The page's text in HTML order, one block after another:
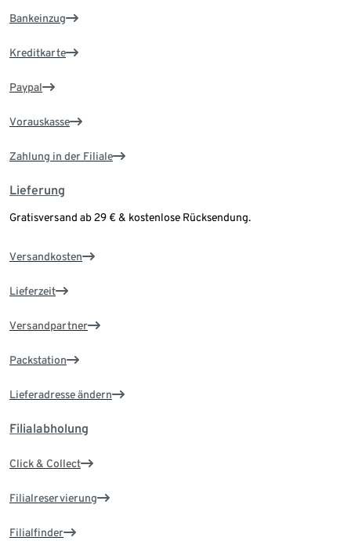
Bankeinzug
Kreditkarte
Paypal
Vorauskasse
Zahlung in der Filiale
Lieferung
Gratisversand ab 29 € & kostenlose Rücksendung.
Versandkosten
Lieferzeit
Versandpartner
Packstation
Lieferadresse ändern
Filialabholung
Click & Collect
Filialreservierung
Filialfinder